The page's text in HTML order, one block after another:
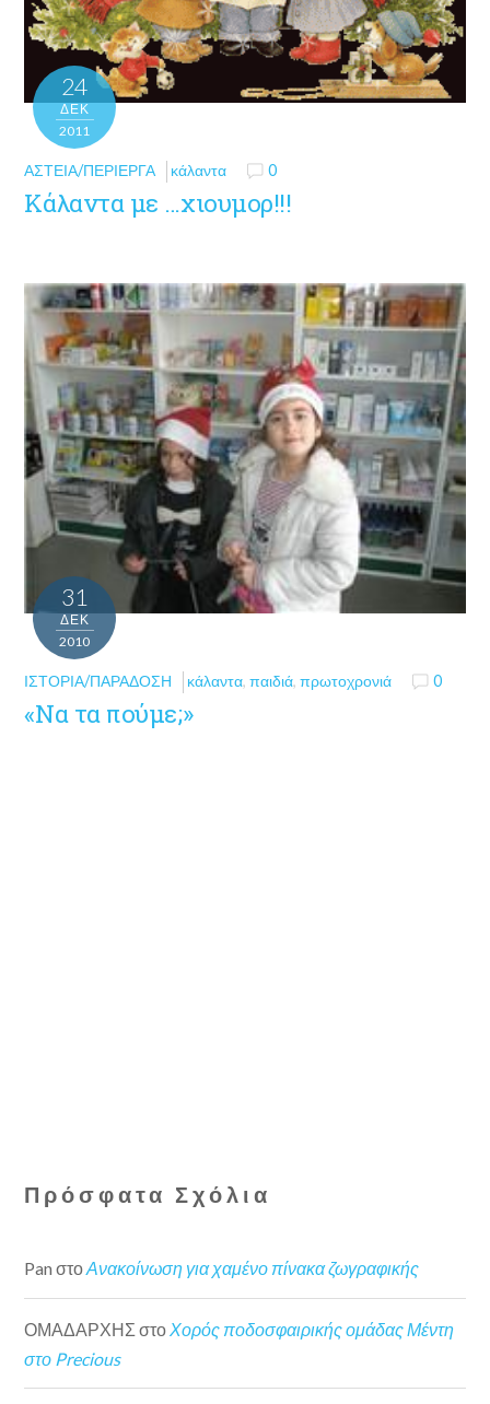
24
ΔΕΚ
2011
ΑΣΤΕΊΑ/ΠΕΡΊΕΡΓΑ κάλαντα 0
Κάλαντα με …χιουμορ!!!
31
ΔΕΚ
2010
ΙΣΤΟΡΊΑ/ΠΑΡΆΔΟΣΗ κάλαντα,παιδιά,πρωτοχρονιά 0
«Να τα πούμε;»
Πρόσφατα Σχόλια
Pan στοΑνακοίνωση για χαμένο πίνακα ζωγραφικής
ΟΜΑΔΑΡΧΗΣ στο Χορός ποδοσφαιρικής ομάδας Μέντη
στο Precious